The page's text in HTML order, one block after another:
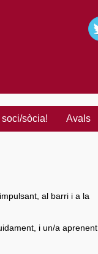
soci/sòcia! Avals
al barri i a la
i un/a aprenent,